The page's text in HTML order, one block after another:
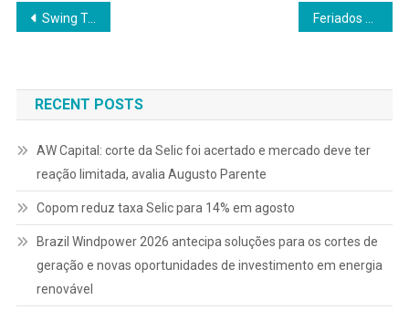
Navegação
Post
Swing Trade: como declarar no Imposto de Renda?
RECENT POSTS
AW Capital: corte da Selic foi acertado e mercado deve ter
reação limitada, avalia Augusto Parente
Copom reduz taxa Selic para 14% em agosto
Brazil Windpower 2026 antecipa soluções para os cortes de
geração e novas oportunidades de investimento em energia
renovável